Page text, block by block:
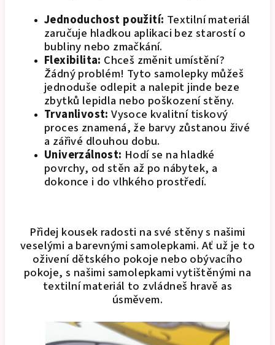
Jednoduchost použití: Textilní materiál
zaručuje hladkou aplikaci bez starostí o
bubliny nebo zmačkání.
Flexibilita: Chceš změnit umístění?
Žádný problém! Tyto samolepky můžeš
jednoduše odlepit a nalepit jinde beze
zbytků lepidla nebo poškození stěny.
Trvanlivost: Vysoce kvalitní tiskový
proces znamená, že barvy zůstanou živé
a zářivé dlouhou dobu.
Univerzálnost: Hodí se na hladké
povrchy, od stěn až po nábytek, a
dokonce i do vlhkého prostředí.
Přidej kousek radosti na své stěny s našimi
veselými a barevnými samolepkami. Ať už je to
oživení dětského pokoje nebo obývacího
pokoje, s našimi samolepkami vytištěnými na
textilní materiál to zvládneš hravě as
úsměvem.